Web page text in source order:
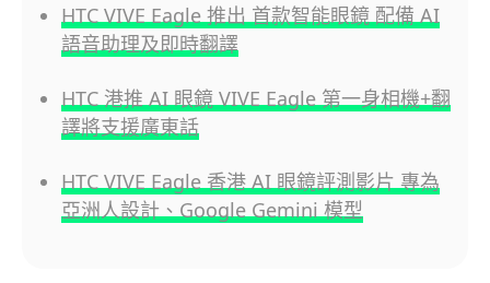
HTC VIVE Eagle 推出 首款智能眼鏡 配備 AI
語音助理及即時翻譯
HTC 港推 AI 眼鏡 VIVE Eagle 第一身相機+翻
譯將支援廣東話
HTC VIVE Eagle 香港 AI 眼鏡評測影片 專為
亞洲人設計、Google Gemini 模型